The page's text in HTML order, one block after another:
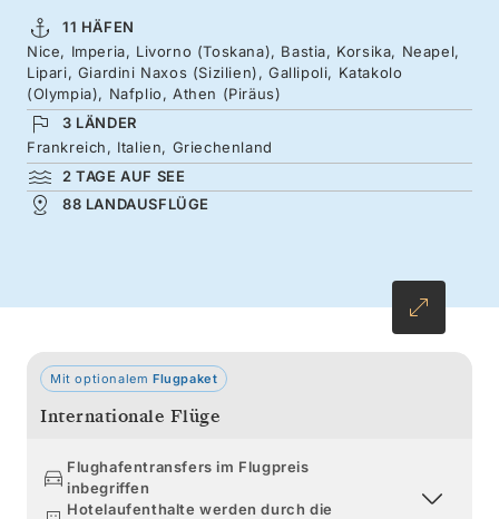
haben. Fahren Sie von der Promenade des
Anglais in Nizza aus entlang Italiens Küste und
hinüber nach Korsika, dann südwärts nach
Neapel. Stellen Sie sich zwischen die Ruinen
von Taormina auf Sizilien, blicken Sie hinüber
zum Ätna und setzen Sie Ihre Reise dann zu
11 HÄFEN
Nice, Imperia, Livorno (Toskana), Bastia, Korsika, Neapel,
Lipari, Giardini Naxos (Sizilien), Gallipoli, Katakolo
(Olympia), Nafplio, Athen (Piräus)
3 LÄNDER
Frankreich, Italien, Griechenland
2 TAGE AUF SEE
88 LANDAUSFLÜGE
Mit optionalem Flugpaket
Internationale Flüge
Flughafentransfers im Flugpreis
inbegriffen
Hotelaufenthalte werden durch die